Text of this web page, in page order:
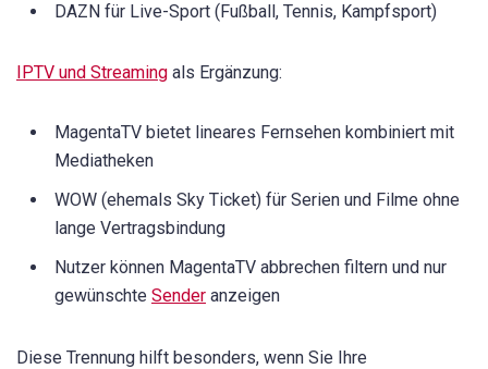
DAZN für Live-Sport (Fußball, Tennis, Kampfsport)
IPTV und Streaming als Ergänzung:
MagentaTV bietet lineares Fernsehen kombiniert mit
Mediatheken
WOW (ehemals Sky Ticket) für Serien und Filme ohne
lange Vertragsbindung
Nutzer können MagentaTV abbrechen filtern und nur
gewünschte Sender anzeigen
Diese Trennung hilft besonders, wenn Sie Ihre